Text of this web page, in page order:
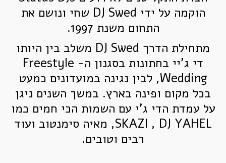
אטרקציות לרחבת ריקודים
הפתרון המלא להפקת אירוע עסקי
שירותי הגברה ותאורה
בלוג
גלריה
הוקמה על ידי DJ Swed שחי ונושם את
התחום משנת 1997.
מתחילת הדרך DJ Swed משלב בין היותו
די ג'יי בחתונות בסגנון ה- Freestyle
Wedding, לבין נגינה במועדונים כמעט
בכל מקום ופינה בארץ. במשך השנים ניגן
על עמדת הדי ג'י עם השמות הכי חמים כמו
SKAZI , DJ YAHEL, מאיה סימנטוב ועוד
רבים וטובים.